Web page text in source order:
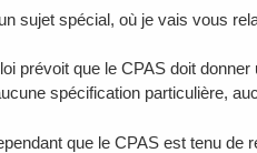
sujet spécial, où je vais vous
prévoit que le CPAS doit
spécification particulière,
que le CPAS est tenu de